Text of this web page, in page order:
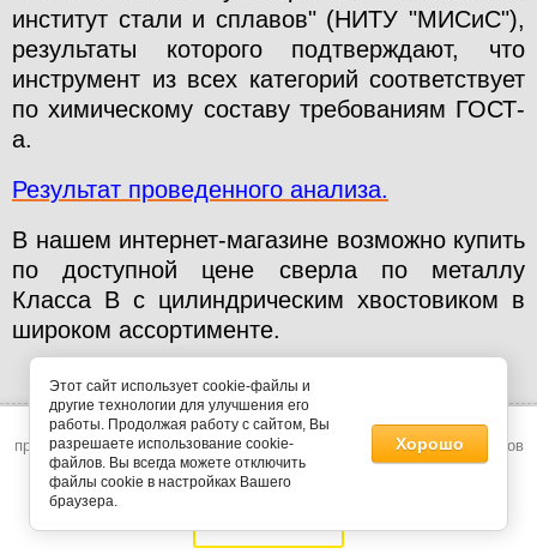
институт стали и сплавов" (НИТУ "МИСиС"),
результаты которого подтверждают, что
инструмент из всех категорий соответствует
по химическому составу требованиям ГОСТ-
а.
Результат проведенного анализа.
В нашем интернет-магазине возможно купить
по доступной цене сверла по металлу
Класса В с цилиндрическим хвостовиком в
широком ассортименте.
Сравнение 0 Корзина 0
zakaz@wolfstar.ru
Этот сайт использует файлы cookie и метаданные. Продолжая
просматривать его, вы соглашаетесь на использование нами файлов
cookie и метаданных в соответствии сПолитикой
конфиденциальности
Этот сайт использует cookie-файлы и
другие технологии для улучшения его
работы. Продолжая работу с сайтом, Вы
разрешаете использование cookie-
файлов. Вы всегда можете отключить
файлы cookie в настройках Вашего
браузера.
Хорошо